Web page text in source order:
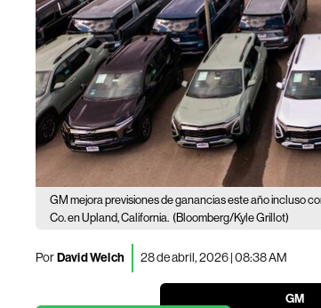
GM mejora previsiones de ganancias este año incluso
Co. en Upland, California. (Bloomberg/Kyle Grillot)
PorDavid Welch 28 de abril, 2026 | 08:38 AM
GM